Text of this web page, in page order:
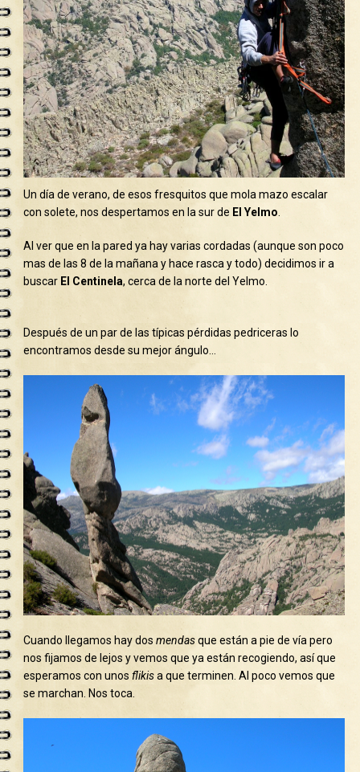
Un día de verano, de esos fresquitos que mola mazo escalar
con solete, nos despertamos en la sur de El Yelmo
Al ver que en la pared ya hay varias cordadas (aunque son poco
mas de las 8 de la mañana y hace rasca y todo) decidimos ir a
buscar El Centinela, cerca de la norte del Yelmo.
Después de un par de las típicas pérdidas pedriceras lo
encontramos desde su mejor ángulo…
Cuando llegamos hay dosmendasque están a pie de vía pero
nos fijamos de lejos y vemos que ya están recogiendo, así que
esperamos con unosflikisa que terminen. Al poco vemos que
se marchan. Nos toca.